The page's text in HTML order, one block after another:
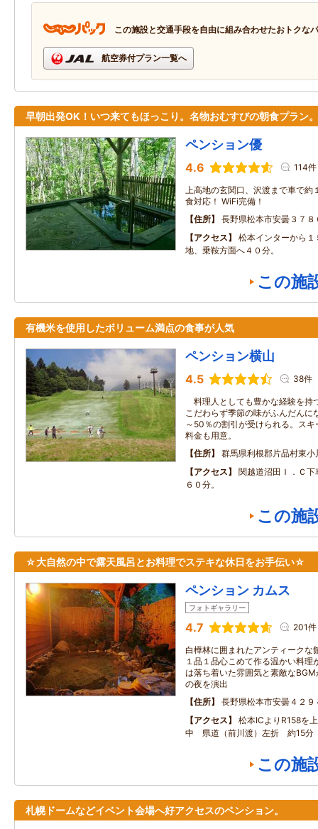
この施設と交通手段を自由に組み合わせたおトクな
航空券付プラン一覧へ
早朝出発OK！いつ来てもほっこり。名物おむすびの朝食プラン。
ペンション優
4.6 114件
上高地の玄関口、沢渡まで車で約
食対応！ WiFi完備！
住所
長野県松本市安曇３７８
アクセス
松本インターから
地、乗鞍方面へ４０分。
この施
有機米を使用したボリューム満点の食事が人気
ペンション横山
4.5 38件
料理人としても豊かな経験を持
こだわらず季節の味がふんだんに
～50％の割引が受けられる。ス
料金も用意。
住所
群馬県利根郡片品村東
アクセス
関越道沼田Ｉ．Ｃ
６０分。
この施
☆大自然の中で露天風呂とお料理でステキな休日をお手伝い☆
ペンション カムス
フォトギャラリー
4.7 201件
白樺林に囲まれたアンティークな
１品１品心こめて作る温かい料理
は落ち着いた雰囲気と素敵な
の夜を演出
住所
長野県松本市安曇４２９
アクセス
松本ICよりR158を
中 県道（前川渡）左折 約15分
この施
札幌ドームなどイベント会場へ好アクセスのペンション。